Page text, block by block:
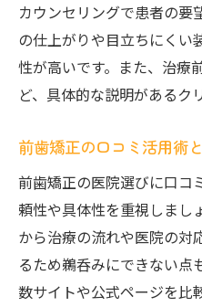
カウンセリングで患者の要
の仕上がりや目立ちにくい
性が高いです。また、治療
ど、具体的な説明があるク
前歯矯正の口コミ活用術
前歯矯正の医院選びに口コ
頼性や具体性を重視しまし
から治療の流れや医院の対
るため鵜呑みにできない点
数サイトや公式ページを比